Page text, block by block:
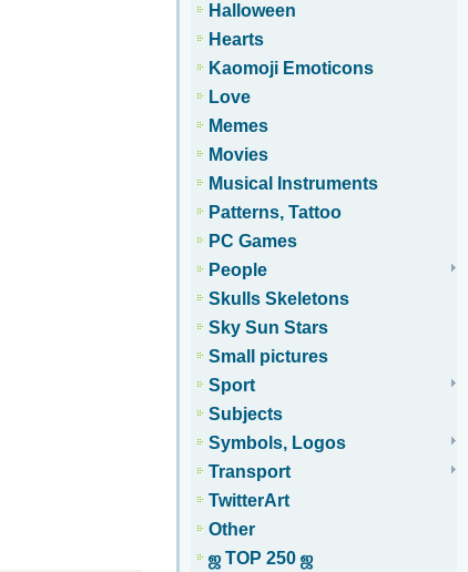
Halloween
Hearts
Kaomoji Emoticons
Love
Memes
Movies
Musical Instruments
Patterns, Tattoo
PC Games
People
Skulls Skeletons
Sky Sun Stars
Small pictures
Sport
Subjects
Symbols, Logos
Transport
TwitterArt
Other
ஜ TOP 250 ஜ